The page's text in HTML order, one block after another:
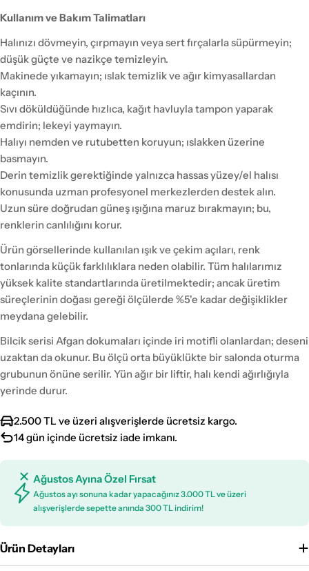
Kullanım ve Bakım Talimatları
Halınızı dövmeyin, çırpmayın veya sert fırçalarla süpürmeyin;
düşük güçte ve nazikçe temizleyin.
Makinede yıkamayın; ıslak temizlik ve ağır kimyasallardan
kaçının.
Sıvı döküldüğünde hızlıca, kağıt havluyla tampon yaparak
emdirin; lekeyi yaymayın.
Halıyı nemden ve rutubetten koruyun; ıslakken üzerine
basmayın.
Derin temizlik gerektiğinde yalnızca hassas yüzey/el halısı
konusunda uzman profesyonel merkezlerden destek alın.
Uzun süre doğrudan güneş ışığına maruz bırakmayın; bu,
renklerin canlılığını korur.
Ürün görsellerinde kullanılan ışık ve çekim açıları, renk
tonlarında küçük farklılıklara neden olabilir. Tüm halılarımız
yüksek kalite standartlarında üretilmektedir; ancak üretim
süreçlerinin doğası gereği ölçülerde %5'e kadar değişiklikler
meydana gelebilir.
Bilcik serisi Afgan dokumaları içinde iri motifli olanlardan; deseni
uzaktan da okunur. Bu ölçü orta büyüklükte bir salonda oturma
grubunun önüne serilir. Yün ağır bir liftir, halı kendi ağırlığıyla
yerinde durur.
2.500 TL ve üzeri alışverişlerde ücretsiz kargo.
14 gün içinde ücretsiz iade imkanı.
Ağustos Ayına Özel Fırsat
Ağustos ayı sonuna kadar yapacağınız 3.000 TL ve üzeri
alışverişlerde sepette anında 300 TL indirim!
Ürün Detayları